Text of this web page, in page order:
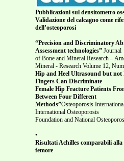
Pubblicazioni sul densitometro
Validazione del calcagno come
dell’osteoporosi
“Precision and Discriminatory
Assessment technologies” Journal
of Bone and Mineral Research –
Mineral - Research Volume 12,
Hip and Heel Ultrasound but not
Fingers Can Discriminate
Female Hip Fracture Patients
Between Four Different
Methods”Osteoporosis
International Osteoporosis
Foundation and National
•
Risultati Achilles comparabili alla
femore